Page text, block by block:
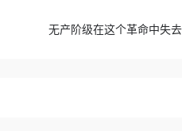
无产阶级在这个革命中失